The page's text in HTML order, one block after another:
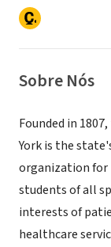
Sobre Nós
Founded in
York is the
organization for
students of all
interests of
healthcare